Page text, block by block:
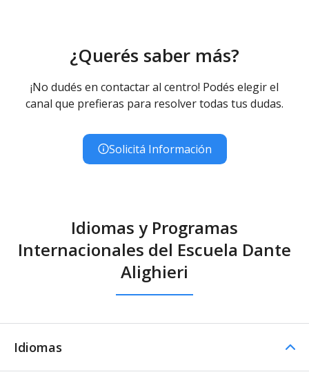
¿Querés saber más?
¡No dudés en contactar al centro! Podés elegir el
canal que prefieras para resolver todas tus dudas.
Solicitá Información
Idiomas y Programas
Internacionales del Escuela Dante
Alighieri
Idiomas